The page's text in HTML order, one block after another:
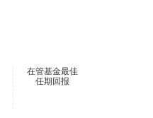
在管基金最佳
任期回报